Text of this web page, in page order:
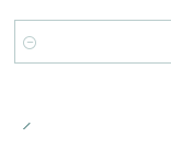
Cantidad